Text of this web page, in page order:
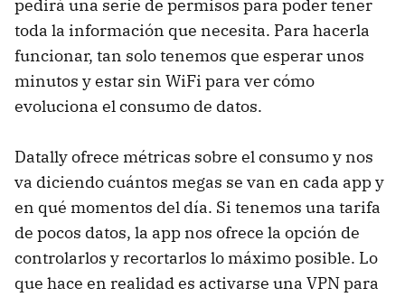
pedirá una serie de permisos para poder tener
toda la información que necesita. Para hacerla
funcionar, tan solo tenemos que esperar unos
minutos y estar sin WiFi para ver cómo
evoluciona el consumo de datos.
Datally ofrece métricas sobre el consumo y nos
va diciendo cuántos megas se van en cada app y
en qué momentos del día. Si tenemos una tarifa
de pocos datos, la app nos ofrece la opción de
controlarlos y recortarlos lo máximo posible. Lo
que hace en realidad es activarse una VPN para